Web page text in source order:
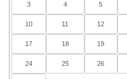
3 4 5
10 11 12
17 18 19
24 25 26